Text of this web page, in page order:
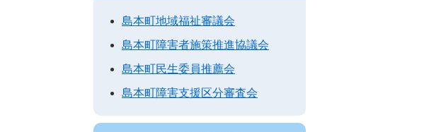
島本町地域福祉審議会
島本町障害者施策推進協議会
島本町民生委員推薦会
島本町障害支援区分審査会